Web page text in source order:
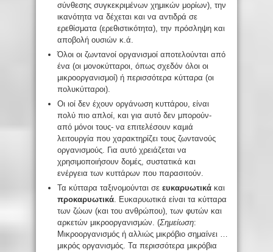
σύνθεσης συγκεκριμένων χημικών μορίων), την
ικανότητα να δέχεται και να αντιδρά σε
ερεθίσματα (ερεθιστικότητα), την πρόσληψη και
αποβολή ουσιών κ.ά.
Όλοι οι ζωντανοί οργανισμοί αποτελούνται από
ένα (οι μονοκύτταροι, όπως σχεδόν όλοι οι
μικροοργανισμοί) ή περισσότερα κύτταρα (οι
πολυκύτταροι).
Οι ιοί δεν έχουν οργάνωση κυττάρου, είναι
πολύ πιο απλοί, και για αυτό δεν μπορούν-
από μόνοι τους- να επιτελέσουν καμιά
λειτουργία που χαρακτηρίζει τους ζωντανούς
οργανισμούς. Για αυτό χρειάζεται να
χρησιμοποιήσουν δομές, συστατικά και
ενέργεια των κυττάρων που παρασιτούν.
Τα κύτταρα ταξινομούνται σε ευκαρυωτικά και
προκαρυωτικά. Ευκαρυωτικά είναι τα κύτταρα
των ζώων (και του ανθρώπου), των φυτών και
αρκετών μικροοργανισμών. (Σημείωση:
Μικροοργανισμός ή αλλιώς μικρόβιο σημαίνει …
μικρός οργανισμός. Τα περισσότερα μικρόβια